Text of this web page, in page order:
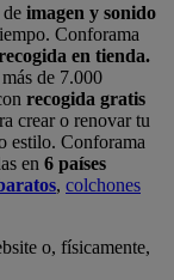
imagen y sonido
Conforama
en tienda.
de 7.000
recogida gratis
crear o renovar tu
estilo. Conforama
en 6 países
, colchones
o, físicamente,